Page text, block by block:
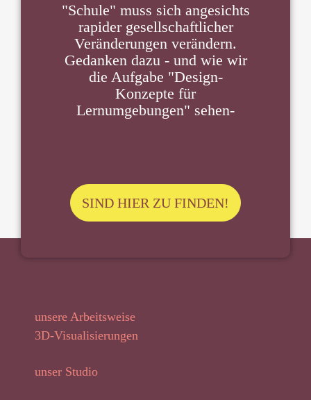
"Schule" muss sich angesichts
rapider gesellschaftlicher
Veränderungen verändern.
Gedanken dazu - und wie wir
die Aufgabe "Design-
Konzepte für
Lernumgebungen" sehen-
SIND HIER ZU FINDEN!
unsere Arbeitsweise
3D-Visualisierungen
unser Studio